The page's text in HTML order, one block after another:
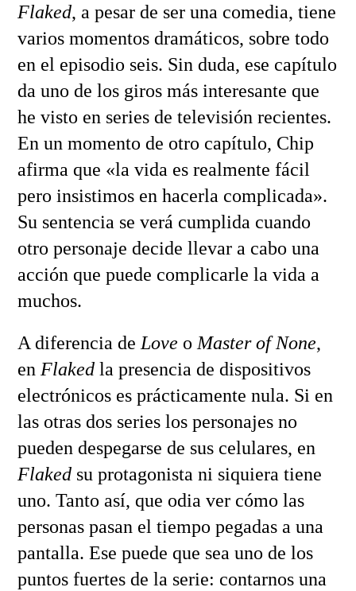
Flaked, a pesar de ser una comedia, tiene
varios momentos dramáticos, sobre todo
en el episodio seis. Sin duda, ese capítulo
da uno de los giros más interesante que
he visto en series de televisión recientes.
En un momento de otro capítulo, Chip
afirma que «la vida es realmente fácil
pero insistimos en hacerla complicada».
Su sentencia se verá cumplida cuando
otro personaje decide llevar a cabo una
acción que puede complicarle la vida a
muchos.
A diferencia de Love o Master of None,
en Flakedla presencia de dispositivos
electrónicos es prácticamente nula. Si en
las otras dos series los personajes no
pueden despegarse de sus celulares, en
Flakedsu protagonista ni siquiera tiene
uno. Tanto así, que odia ver cómo las
personas pasan el tiempo pegadas a una
pantalla. Ese puede que sea uno de los
puntos fuertes de la serie: contarnos una